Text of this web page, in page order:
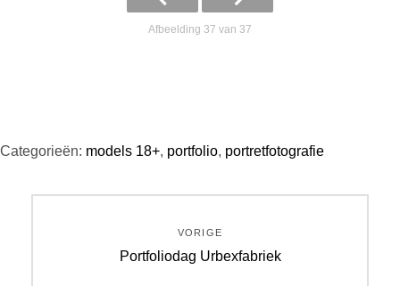
Afbeelding 37 van 37
Categorieën: models 18+, portfolio, portretfotografie
navigatie
VORIGE
Vorig
Portfoliodag Urbexfabriek